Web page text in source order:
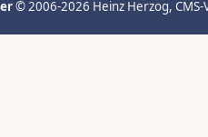
© 2006-2026 Heinz Herzog,